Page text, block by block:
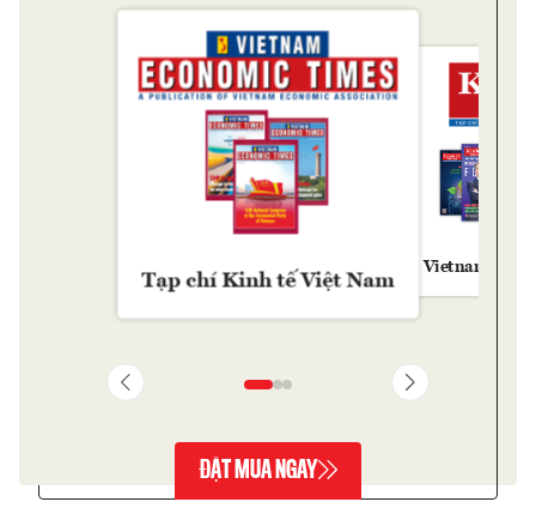
Tạp chí Kinh tế Việt Nam
Vietnam
ĐẶT MUA NGAY